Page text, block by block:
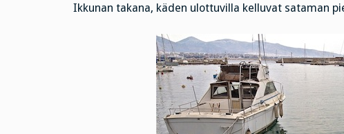
Ikkunan takana, käden ulottuvilla kelluvat sataman